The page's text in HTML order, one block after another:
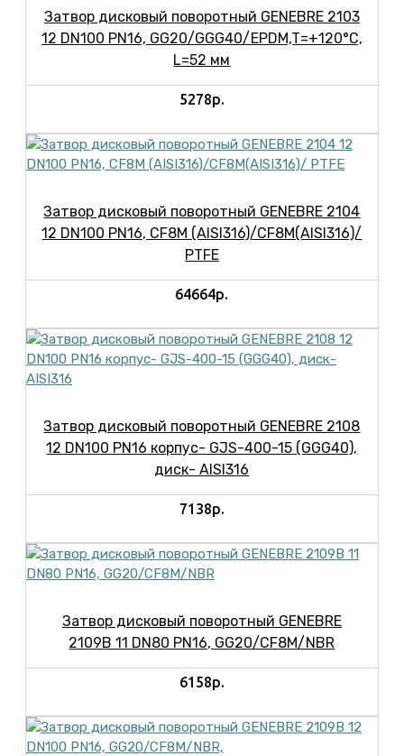
Затвор дисковый поворотный GENEBRE 2103
12 DN100 PN16, GG20/GGG40/EPDM,T=+120°С,
L=52 мм
5278р.
Затвор дисковый поворотный GENEBRE 2104
12 DN100 PN16, CF8M (AISI316)/CF8М(AISI316)/
PTFE
64664р.
Затвор дисковый поворотный GENEBRE 2108
12 DN100 PN16 корпус- GJS-400-15 (GGG40),
диск- AISI316
7138р.
Затвор дисковый поворотный GENEBRE
2109B 11 DN80 PN16, GG20/CF8M/NBR
6158р.